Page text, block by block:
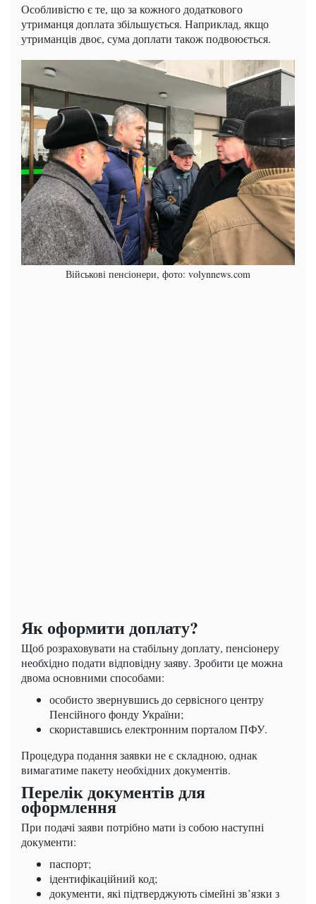
Особливістю є те, що за кожного додаткового
утриманця доплата збільшується. Наприклад, якщо
утриманців двоє, сума доплати також подвоюється.
Військові пенсіонери, фото: volynnews.com
Як оформити доплату?
Щоб розраховувати на стабільну доплату, пенсіонеру
необхідно подати відповідну заяву. Зробити це можна
двома основними способами:
особисто звернувшись до сервісного центру
Пенсійного фонду України;
скориставшись електронним порталом ПФУ.
Процедура подання заявки не є складною, однак
вимагатиме пакету необхідних документів.
Перелік документів для
оформлення
При подачі заяви потрібно мати із собою наступні
документи:
паспорт;
ідентифікаційний код;
документи, які підтверджують сімейні зв’язки з